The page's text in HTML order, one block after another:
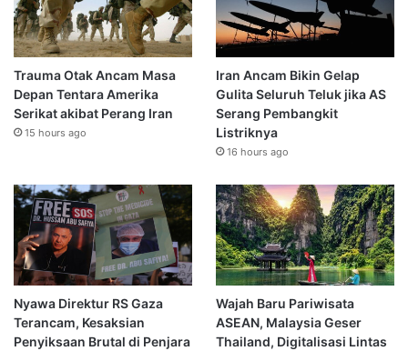
Trauma Otak Ancam Masa
Depan Tentara Amerika
Serikat akibat Perang Iran
15 hours ago
Iran Ancam Bikin Gelap
Gulita Seluruh Teluk jika AS
Serang Pembangkit
Listriknya
16 hours ago
Nyawa Direktur RS Gaza
Terancam, Kesaksian
Penyiksaan Brutal di Penjara
Wajah Baru Pariwisata
ASEAN, Malaysia Geser
Thailand, Digitalisasi Lintas